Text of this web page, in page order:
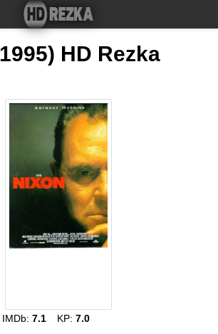
HD Rezka
IMDb: 7.1 KP: 7.0